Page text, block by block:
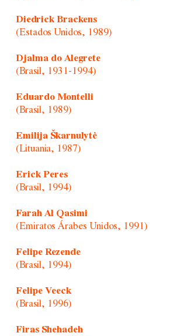
Diedrick Brackens
(Estados Unidos, 1989)
Djalma do Alegrete
(Brasil, 1931-1994)
Eduardo Montelli
(Brasil, 1989)
Emilija Škarnulytė
(Lituania, 1987)
Erick Peres
(Brasil, 1994)
Farah Al Qasimi
(Emiratos Árabes Unidos, 1991)
Felipe Rezende
(Brasil, 1994)
Felipe Veeck
(Brasil, 1996)
Firas Shehadeh